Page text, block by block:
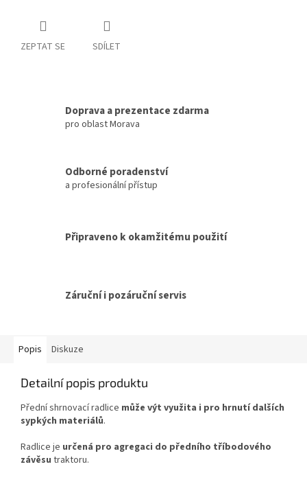
ZEPTAT SE SDÍLET
Doprava a prezentace zdarma
pro oblast Morava
Odborné poradenství
a profesionální přístup
Připraveno k okamžitému použití
Záruční i pozáruční servis
Popis Diskuze
Detailní popis produktu
Přední shrnovací radlice může výt využita i pro hrnutí dalších
sypkých materiálů.
Radlice je určená pro agregaci do předního tříbodového
závěsu traktoru.